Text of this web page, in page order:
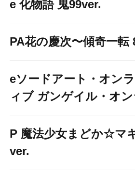
e 化物語 鬼99ver.
PA花の慶次〜傾奇一転
eソードアート・オン
ィブ ガンゲイル・オ
P 魔法少女まどか☆マ
ver.